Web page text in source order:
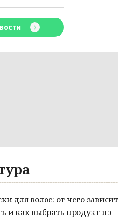
для волос: от чего зависит
и как выбрать продукт по